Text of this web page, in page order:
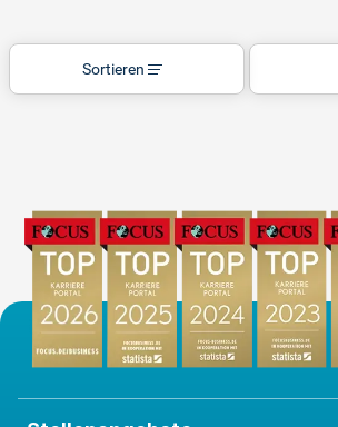
Sortieren